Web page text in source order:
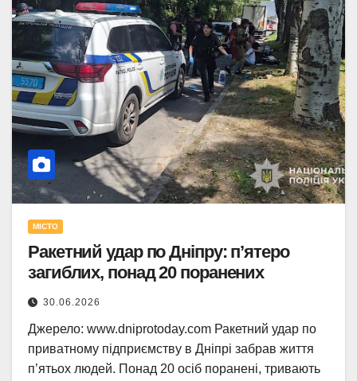
МІСТО
Ракетний удар по Дніпру: п’ятеро
загиблих, понад 20 поранених
30.06.2026
Джерело: www.dniprotoday.com Ракетний удар по
приватному підприємству в Дніпрі забрав життя
п’ятьох людей. Понад 20 осіб поранені, тривають